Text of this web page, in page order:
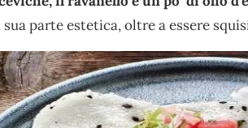
parte estetica, oltre a essere